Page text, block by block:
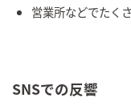
営業所などでたく
SNSでの反響